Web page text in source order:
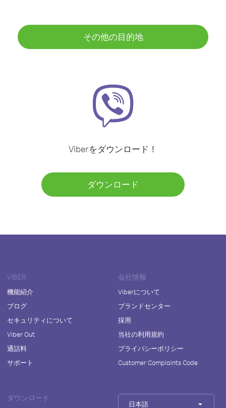
その他の目的地
Viberをダウンロード！
ダウンロード
VIBER
機能紹介
ブログ
セキュリティについて
Viber Out
通話料
サポート
会社情報
Viberについて
ブランドセンター
採用
当社の利用規約
プライバシーポリシー
Customer Complaints Code
ダウンロード
日本語